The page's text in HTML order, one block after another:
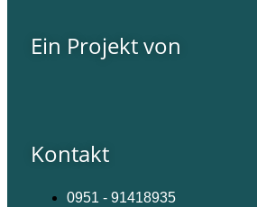
Ein Projekt von
Kontakt
0951 - 91418935